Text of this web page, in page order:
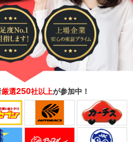
厳選250社以上が参加中！